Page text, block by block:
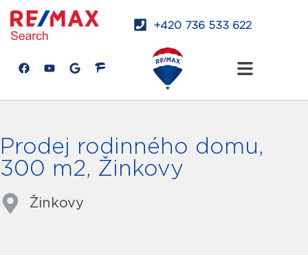
+420 736 533 622
Prodej rodinného domu,
300 m2, Žinkovy
Žinkovy